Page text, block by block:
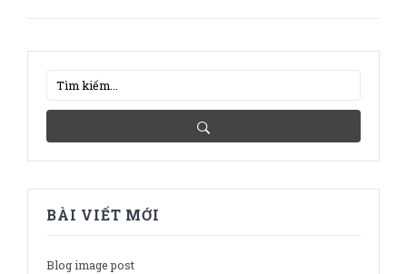
BÀI VIẾT MỚI
Blog image post